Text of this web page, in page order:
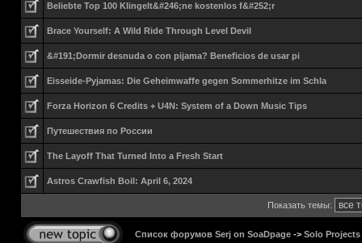
Beliebte Top 100 Klingelt&#246;ne kostenlos f&#252;r
Brace Yourself: A Wild Ride Through Level Devil
&#191;Dormir desnuda o con pijama? Beneficios de usar pi
Eisseide-Pyjamas: Die Geheimwaffe gegen Sommerhitze im Schla
Forza Horizon 6 Credits + U4N: System of a Down Music Tips
Путешествия по России
The Layoff That Turned Into a Fresh Start
Astros Crawfish Boil: April 6, 2024
Показать темы:
Список форумов Serj on SoaDpage -> Solo Projects